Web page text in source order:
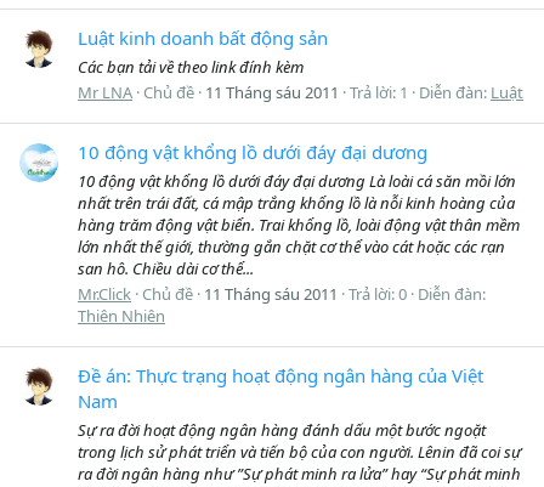
Luật kinh doanh bất động sản
Các bạn tải về theo link đính kèm
Mr LNA Chủ đề 11 Tháng sáu 2011 Trả lời: 1 Diễn đàn: Luật
10 động vật khổng lồ dưới đáy đại dương
10 động vật khổng lồ dưới đáy đại dương Là loài cá săn mồi lớn
nhất trên trái đất, cá mập trắng khổng lồ là nỗi kinh hoàng của
hàng trăm động vật biển. Trai khổng lồ, loài động vật thân mềm
lớn nhất thế giới, thường gắn chặt cơ thể vào cát hoặc các rạn
san hô. Chiều dài cơ thể...
Mr.Click Chủ đề 11 Tháng sáu 2011 Trả lời: 0 Diễn đàn:
Thiên Nhiên
Đề án: Thực trạng hoạt động ngân hàng của Việt
Nam
Sự ra đời hoạt động ngân hàng đánh dấu một bước ngoặt
trong lịch sử phát triển và tiến bộ của con người. Lênin đã coi sự
ra đời ngân hàng như ”Sự phát minh ra lửa” hay “Sự phát minh